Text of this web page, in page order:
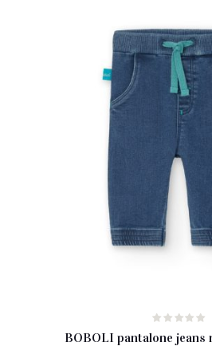
BOBOLI pantalone jeans